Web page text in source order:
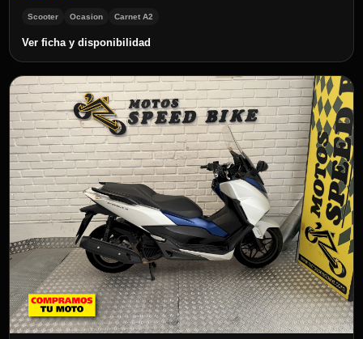
Scooter Ocasion Carnet A2
Ver ficha y disponibilidad